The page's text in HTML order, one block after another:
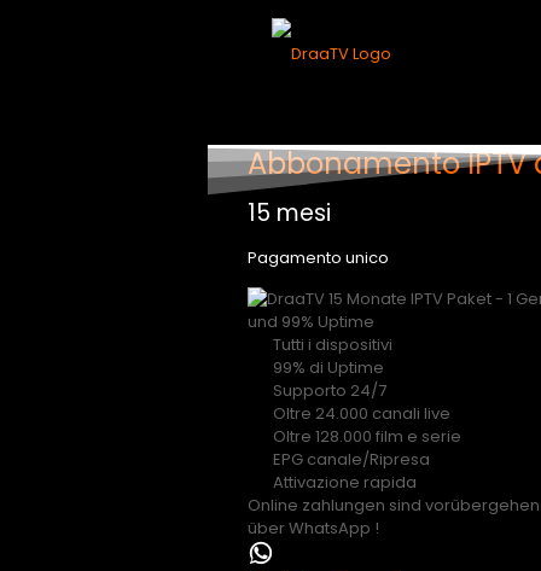
Abbonamento IPTV
15 mesi
Pagamento unico
Tutti i dispositivi
99% di Uptime
Supporto 24/7
Oltre 24.000 canali live
Oltre 128.000 film e serie
EPG canale/Ripresa
Attivazione rapida
Online zahlungen sind
über WhatsApp !